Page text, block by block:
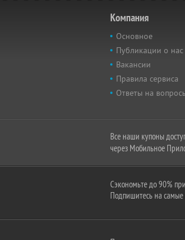
Компания
Основное
Публикации о нас
Вакансии
Правила сервиса
Ответы на
Все наши купоны
через Мобильное
Сэкономьте до 90%
Подпишитесь на